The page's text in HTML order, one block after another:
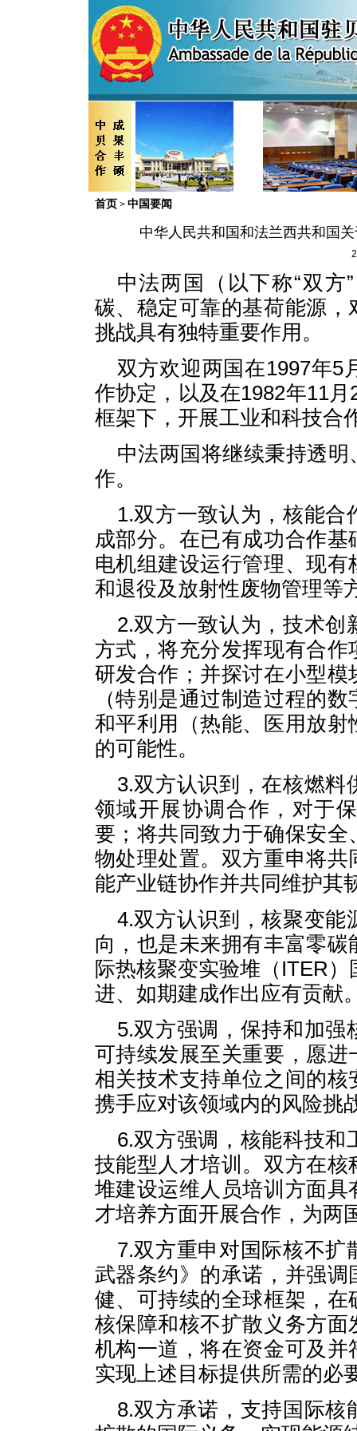
首页 > 中国要闻
中华人民共和国和法兰西共和国
中法两国（以下称“双
碳、稳定可靠的基荷能源
挑战具有独特重要作用。
双方欢迎两国在1997年5
作协定，以及在1982年11
框架下，开展工业和科技合
中法两国将继续秉持透
作。
1.双方一致认为，核能
成部分。在已有成功合作
电机组建设运行管理、现
和退役及放射性废物管理等
2.双方一致认为，技术
方式，将充分发挥现有合
研发合作；并探讨在小型
（特别是通过制造过程的
和平利用（热能、医用放
的可能性。
3.双方认识到，在核燃
领域开展协调合作，对于
要；将共同致力于确保安
物处理处置。双方重申将
能产业链协作并共同维护其
4.双方认识到，核聚变能
向，也是未来拥有丰富零
际热核聚变实验堆（ITER
进、如期建成作出应有贡献
5.双方强调，保持和加
可持续发展至关重要，愿
相关技术支持单位之间的
携手应对该领域内的风险挑
6.双方强调，核能科技
技能型人才培训。双方在
堆建设运维人员培训方面
才培养方面开展合作，为两
7.双方重申对国际核不
武器条约》的承诺，并强
健、可持续的全球框架，
核保障和核不扩散义务方
机构一道，将在资金可及
实现上述目标提供所需的必
8.双方承诺，支持国际